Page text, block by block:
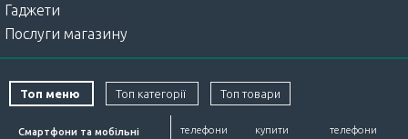
Гаджети
Послуги магазину
Топ меню Топ категорії Топ товари
Смартфони та мобільні
телефони
купити
телефони